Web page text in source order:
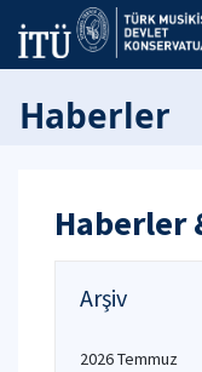
Haberler
Haberler
Arşiv
2026 Temmuz